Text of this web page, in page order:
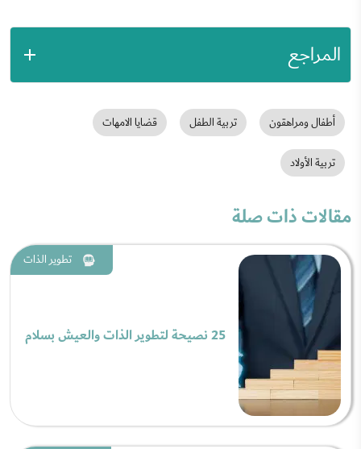
المراجع
أطفال ومراهقون تربية الطفل قضايا الامهات
تربية الأولاد
مقالات ذات صلة
تطوير الذات
25 نصيحة لتطوير الذات والعيش بسلام